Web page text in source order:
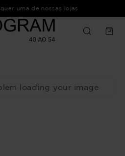
uma de nossas lojas
loading your image